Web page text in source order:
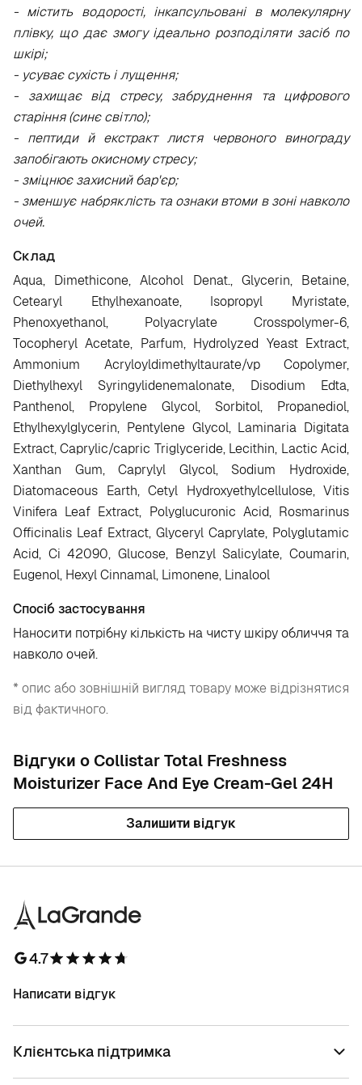
- містить водорості, інкапсульовані в молекулярну
плівку, що дає змогу ідеально розподіляти засіб по
шкірі;
- усуває сухість і лущення;
- захищає від стресу, забруднення та цифрового
старіння (синє світло);
- пептиди й екстракт листя червоного винограду
запобігають окисному стресу;
- зміцнює захисний бар'єр;
- зменшує набряклість та ознаки втоми в зоні навколо
очей.
Склад
Aqua, Dimethicone, Alcohol Denat., Glycerin, Betaine,
Cetearyl Ethylhexanoate, Isopropyl Myristate,
Phenoxyethanol, Polyacrylate Crosspolymer-6,
Tocopheryl Acetate, Parfum, Hydrolyzed Yeast Extract,
Ammonium Acryloyldimethyltaurate/vp Copolymer,
Diethylhexyl Syringylidenemalonate, Disodium Edta,
Panthenol, Propylene Glycol, Sorbitol, Propanediol,
Ethylhexylglycerin, Pentylene Glycol, Laminaria Digitata
Extract, Caprylic/capric Triglyceride, Lecithin, Lactic Acid,
Xanthan Gum, Caprylyl Glycol, Sodium Hydroxide,
Diatomaceous Earth, Cetyl Hydroxyethylcellulose, Vitis
Vinifera Leaf Extract, Polyglucuronic Acid, Rosmarinus
Officinalis Leaf Extract, Glyceryl Caprylate, Polyglutamic
Acid, Ci 42090, Glucose, Benzyl Salicylate, Coumarin,
Eugenol, Hexyl Cinnamal, Limonene, Linalool
Спосіб застосування
Наносити потрібну кількість на чисту шкіру обличчя та
навколо очей.
* опис або зовнішній вигляд товару може відрізнятися
від фактичного.
Відгуки о Collistar Total Freshness
Moisturizer Face And Eye Cream-Gel 24H
Залишити відгук
4.7
Написати відгук
Клієнтська підтримка